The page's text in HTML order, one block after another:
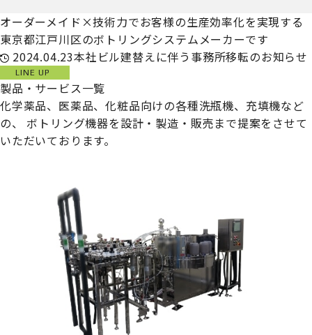
オーダーメイド×技術力でお客様の生産効率化を実現する
東京都江戸川区のボトリングシステムメーカーです
2024.04.23本社ビル建替えに伴う事務所移転のお知らせ
LINE UP
製品・サービス一覧
化学薬品、医薬品、化粧品向けの各種洗瓶機、充填機など
の、
ボトリング機器を設計・製造・販売まで提案をさせて
いただいております。